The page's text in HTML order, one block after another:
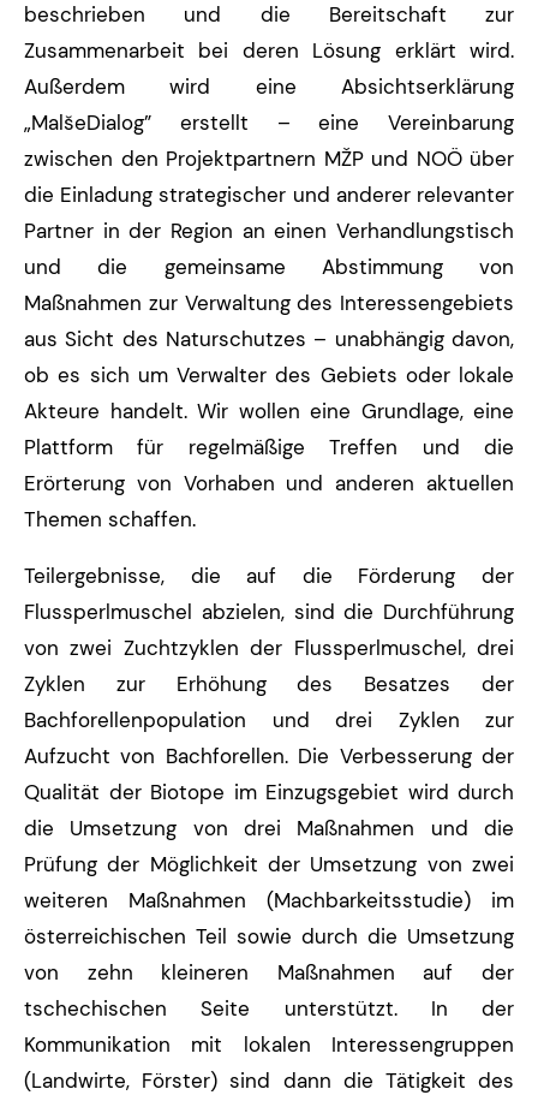
beschrieben und die Bereitschaft zur
Zusammenarbeit bei deren Lösung erklärt wird.
Außerdem wird eine Absichtserklärung
„MalšeDialog” erstellt – eine Vereinbarung
zwischen den Projektpartnern MŽP und NOÖ über
die Einladung strategischer und anderer relevanter
Partner in der Region an einen Verhandlungstisch
und die gemeinsame Abstimmung von
Maßnahmen zur Verwaltung des Interessengebiets
aus Sicht des Naturschutzes – unabhängig davon,
ob es sich um Verwalter des Gebiets oder lokale
Akteure handelt. Wir wollen eine Grundlage, eine
Plattform für regelmäßige Treffen und die
Erörterung von Vorhaben und anderen aktuellen
Themen schaffen.
Teilergebnisse, die auf die Förderung der
Flussperlmuschel abzielen, sind die Durchführung
von zwei Zuchtzyklen der Flussperlmuschel, drei
Zyklen zur Erhöhung des Besatzes der
Bachforellenpopulation und drei Zyklen zur
Aufzucht von Bachforellen. Die Verbesserung der
Qualität der Biotope im Einzugsgebiet wird durch
die Umsetzung von drei Maßnahmen und die
Prüfung der Möglichkeit der Umsetzung von zwei
weiteren Maßnahmen (Machbarkeitsstudie) im
österreichischen Teil sowie durch die Umsetzung
von zehn kleineren Maßnahmen auf der
tschechischen Seite unterstützt. In der
Kommunikation mit lokalen Interessengruppen
(Landwirte, Förster) sind dann die Tätigkeit des